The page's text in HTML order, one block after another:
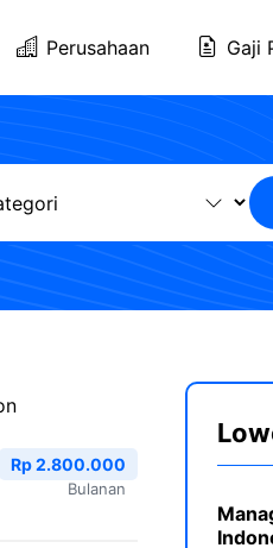
Perusahaan Gaji
Rp 2.800.000
Bulanan